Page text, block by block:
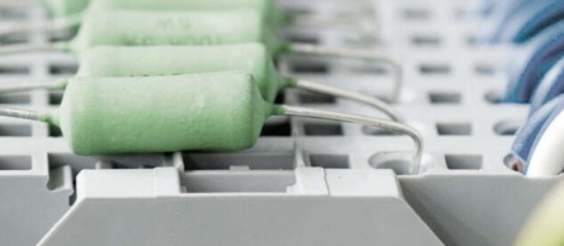
Komponenten für elektrischen Antriebsstrang
Aktuatorik für Türen, Klappen und Chassis
Lösungen für hochpräzise Bewegung und
Positionierung
HANNS. A Pioneers Magazine